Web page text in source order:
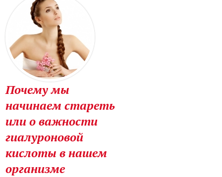
Почему мы
начинаем стареть
или о важности
гиалуроновой
кислоты в нашем
организме